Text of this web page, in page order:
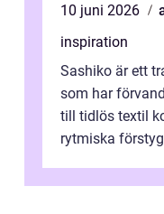
10 juni 2026
inspiration
Sashiko är ett
som har
till tidlös textil
rytmiska